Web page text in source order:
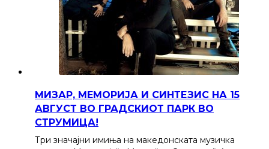
МИЗАР, МЕМОРИЈА И СИНТЕЗИС НА 15
АВГУСТ ВО ГРАДСКИОТ ПАРК ВО
СТРУМИЦА!
Три значајни имиња на македонската музичка